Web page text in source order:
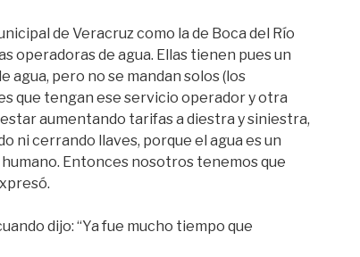
de Veracruz como la de Boca del Río
operadoras de agua. Ellas tienen pues un
agua, pero no se mandan solos (los
que tengan ese servicio operador y otra
aumentando tarifas a diestra y siniestra,
ni cerrando llaves, porque el agua es un
Entonces nosotros tenemos que
dijo: “Ya fue mucho tiempo que